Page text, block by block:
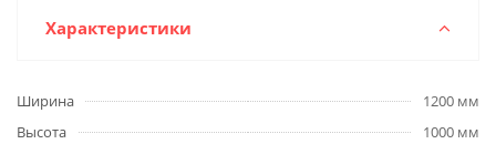
Характеристики
Ширина
1200 мм
Высота
1000 мм